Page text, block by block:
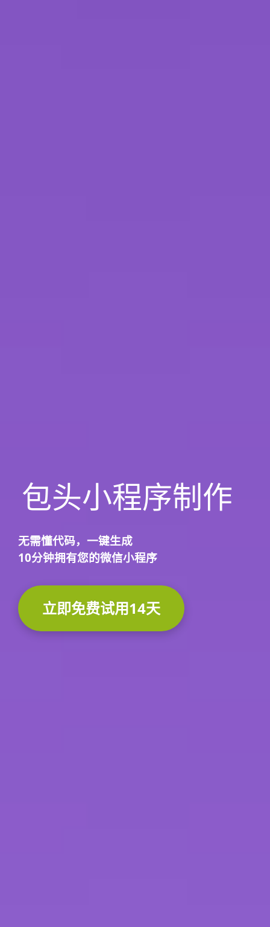
包头小程序制作
无需懂代码， 一键生成
10分钟拥有您的微信小程序
立即免费试用14天